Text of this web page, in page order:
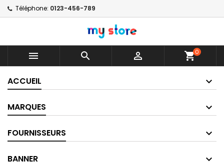
Téléphone: 0123-456-789
   shopping_cart0
ACCUEIL
MARQUES
FOURNISSEURS
BANNER